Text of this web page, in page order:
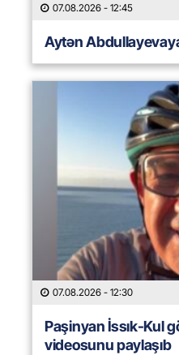
07.08.2026 - 12:45
Aytən
07.08.2026 - 12:30
Paşinyan İssık-Kul
videosunu paylaşıb